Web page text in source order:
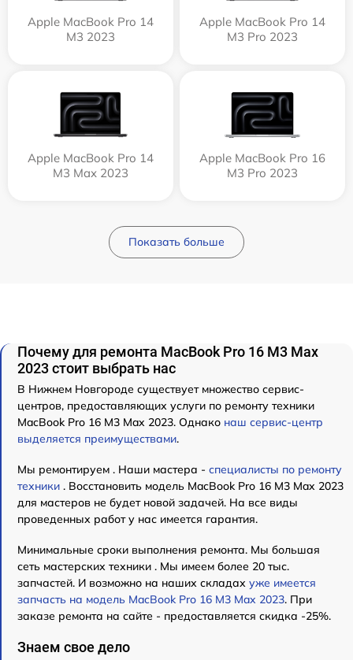
Apple MacBook Pro 14
M3 2023
Apple MacBook Pro 14
M3 Pro 2023
Apple MacBook Pro 14
M3 Max 2023
Apple MacBook Pro 16
M3 Pro 2023
Показать больше
Почему для ремонта MacBook Pro 16 M3 Max
2023 стоит выбрать нас
В Нижнем Новгороде существует множество сервис-
центров, предоставляющих услуги по ремонту техники
MacBook Pro 16 M3 Max 2023. Однако наш сервис-центр
выделяется преимуществами.
Мы ремонтируем . Наши мастера - специалисты по ремонту
техники . Восстановить модель MacBook Pro 16 M3 Max 2023
для мастеров не будет новой задачей. На все виды
проведенных работ у нас имеется гарантия.
Минимальные сроки выполнения ремонта. Мы большая
сеть мастерских техники . Мы имеем более 20 тыс.
запчастей. И возможно на наших складах уже имеется
запчасть на модель MacBook Pro 16 M3 Max 2023. При
заказе ремонта на сайте - предоставляется скидка -25%.
Знаем свое дело